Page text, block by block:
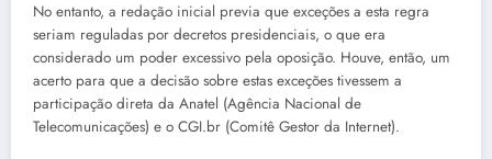
No entanto, a redação inicial previa que exceções a esta regra
seriam reguladas por decretos presidenciais, o que era
considerado um poder excessivo pela oposição. Houve, então, um
acerto para que a decisão sobre estas exceções tivessem a
participação direta da Anatel (Agência Nacional de
Telecomunicações) e o CGI.br (Comitê Gestor da Internet).